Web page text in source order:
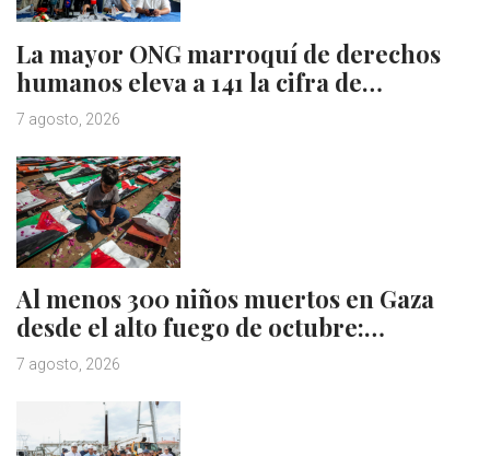
La mayor ONG marroquí de derechos
humanos eleva a 141 la cifra de…
7 agosto, 2026
Al menos 300 niños muertos en Gaza
desde el alto fuego de octubre:…
7 agosto, 2026